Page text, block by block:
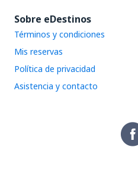
Sobre eDestinos
Términos y condiciones
Mis reservas
Política de privacidad
Asistencia y contacto